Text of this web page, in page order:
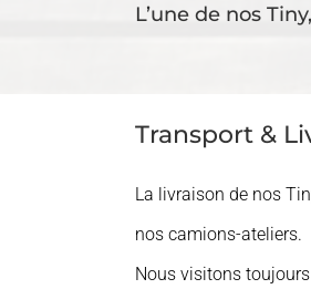
L’une de nos
Transport &
La livraison de nos
nos camions-ateliers.
Nous visitons